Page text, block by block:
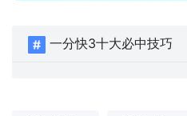
一分快3十大必中技巧